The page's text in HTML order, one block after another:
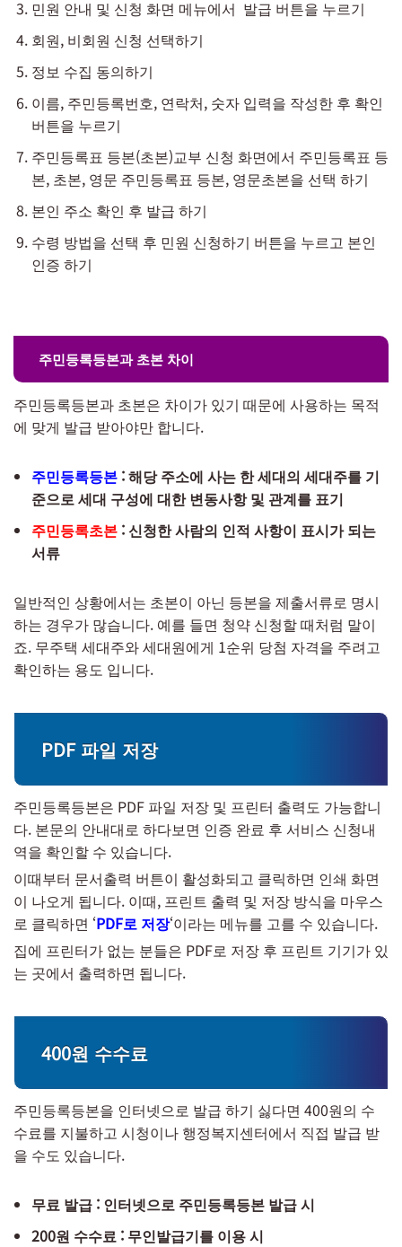
민원 안내 및 신청 화면 메뉴에서 발급 버튼을 누르기
회원, 비회원 신청 선택하기
정보 수집 동의하기
이름, 주민등록번호, 연락처, 숫자 입력을 작성한 후 확인
버튼을 누르기
주민등록표 등본(초본)교부 신청 화면에서 주민등록표 등
본, 초본, 영문 주민등록표 등본, 영문초본을 선택 하기
본인 주소 확인 후 발급 하기
수령 방법을 선택 후 민원 신청하기 버튼을 누르고 본인
인증 하기
주민등록등본과 초본 차이
주민등록등본과 초본은 차이가 있기 때문에 사용하는 목적
에 맞게 발급 받아야만 합니다.
주민등록등본 : 해당 주소에 사는 한 세대의 세대주를 기
준으로 세대 구성에 대한 변동사항 및 관계를 표기
주민등록초본 : 신청한 사람의 인적 사항이 표시가 되는
서류
일반적인 상황에서는 초본이 아닌 등본을 제출서류로 명시
하는 경우가 많습니다. 예를 들면 청약 신청할 때처럼 말이
죠. 무주택 세대주와 세대원에게 1순위 당첨 자격을 주려고
확인하는 용도 입니다.
PDF 파일 저장
주민등록등본은 PDF 파일 저장 및 프린터 출력도 가능합니
다. 본문의 안내대로 하다보면 인증 완료 후 서비스 신청내
역을 확인할 수 있습니다.
이때부터 문서출력 버튼이 활성화되고 클릭하면 인쇄 화면
이 나오게 됩니다. 이때, 프린트 출력 및 저장 방식을 마우스
로 클릭하면 ‘PDF로 저장‘이라는 메뉴를 고를 수 있습니다.
집에 프린터가 없는 분들은 PDF로 저장 후 프린트 기기가 있
는 곳에서 출력하면 됩니다.
400원 수수료
주민등록등본을 인터넷으로 발급 하기 싫다면 400원의 수
수료를 지불하고 시청이나 행정복지센터에서 직접 발급 받
을 수도 있습니다.
무료 발급 : 인터넷으로 주민등록등본 발급 시
200원 수수료 : 무인발급기를 이용 시